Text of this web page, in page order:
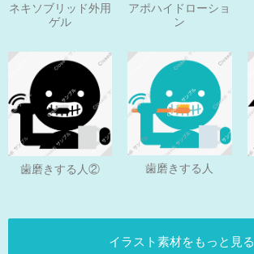
ネキソブリッド外用
ゲル
アポハイドローショ
ン
歯磨きする人② 歯磨きする人
イラスト素材をもっと見る